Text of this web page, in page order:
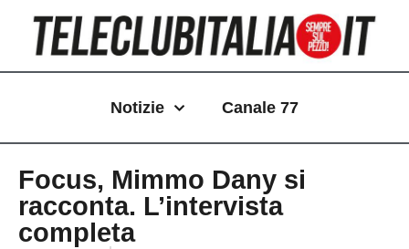
contenuto
Notizie Canale 77
Focus, Mimmo Dany si
racconta. L’intervista
completa